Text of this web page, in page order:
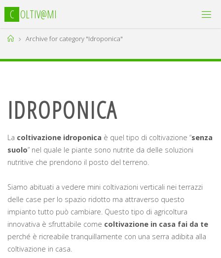
C OL TIV@MI
HomeArchive for category "Idroponica"
IDROPONICA
La coltivazione idroponica è quel tipo di coltivazione “senza
suolo” nel quale le piante sono nutrite da delle soluzioni
nutritive che prendono il posto del terreno.
Siamo abituati a vedere mini coltivazioni verticali nei terrazzi
delle case per lo spazio ridotto ma attraverso questo
impianto tutto può cambiare. Questo tipo di agricoltura
innovativa è sfruttabile come coltivazione in casa fai da te
perché è ricreabile tranquillamente con una serra adibita alla
coltivazione in casa.